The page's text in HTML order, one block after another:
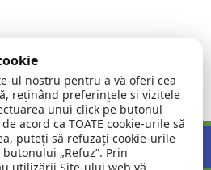
Relații Publice SRL
ul nostru pentru a vă oferi cea
reținând preferințele și vizitele
unui click pe butonul
acord ca TOATE cookie-urile să
puteți să refuzați cookie-urile
„Refuz”. Prin